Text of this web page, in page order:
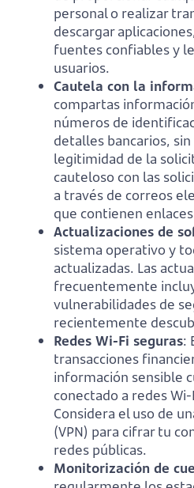
personal o realizar
descargar
fuentes confiables y
usuarios.
Cautela con la
compartas
números de
detalles bancarios,
legitimidad de la
cauteloso con las
a través de correos
que contienen
Actualizaciones de
sistema operativo y
actualizadas. Las
frecuentemente
vulnerabilidades de
recientemente
Redes Wi-Fi seguras:
transacciones
información sensible
conectado a redes
Considera el uso de
(VPN) para cifrar tu
redes públicas.
Monitorización de